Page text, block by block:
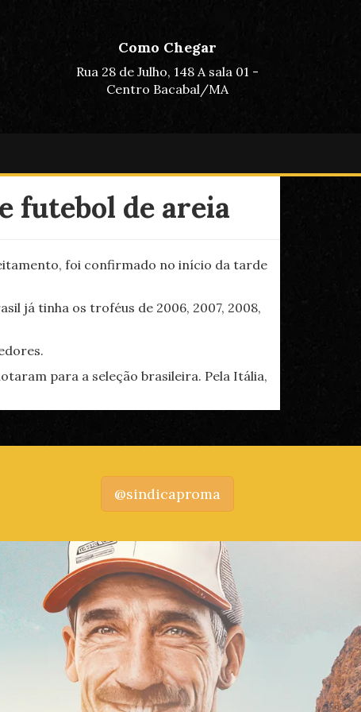
Como Chegar
Rua 28 de Julho, 148 A sala 01 -
Centro Bacabal/MA
futebol de areia
foi confirmado no início da tarde
já tinha os troféus de 2006, 2007, 2008,
para a seleção brasileira. Pela Itália,
@sindicaproma